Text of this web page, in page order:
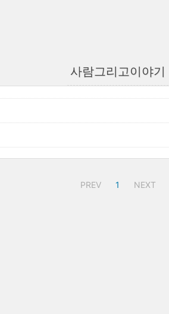
사람그리고이야기
PREV 1 NEXT